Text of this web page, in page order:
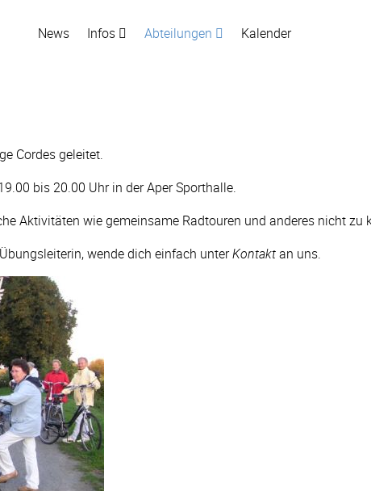
News Infos Abteilungen Kalender
Cordes geleitet.
bis 20.00 Uhr in der Aper Sporthalle.
Aktivitäten wie gemeinsame Radtouren und anderes nicht zu
wende dich einfach unterKontaktan uns.